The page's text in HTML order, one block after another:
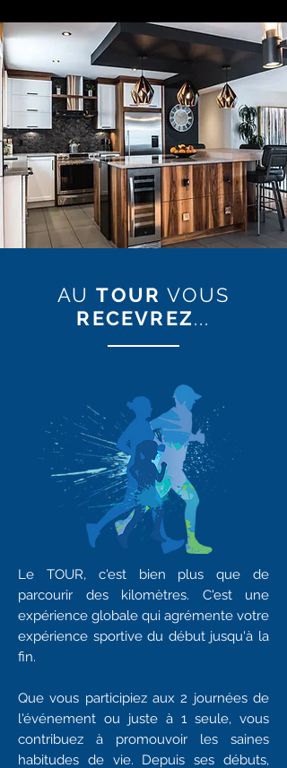
AUTOUR VOUS
RECEVREZ...
Le TOUR, c'est bien plus que de
parcourir des kilomètres. C'est une
expérience globale qui agrémente votre
expérience sportive du début jusqu'à la
fin.
Que vous participiezaux 2 journées de
l'événement ou juste à 1 seule, vous
contribuez à promouvoir les saines
habitudes de vie. Depuis ses débuts,